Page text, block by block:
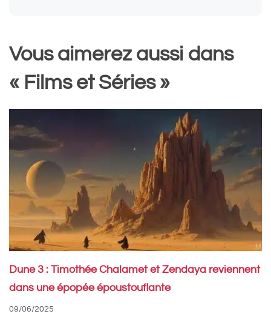
Vous aimerez aussi dans
« Films et Séries »
Dune 3 : Timothée Chalamet et Zendaya reviennent
dans une épopée époustouflante
09/06/2025